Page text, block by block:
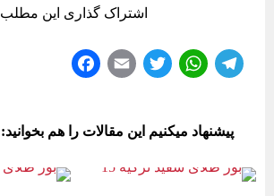
اشتراک گذاری این مطلب
Te
gr
a
m
W
ts
pp
T
tte
r
E
ail
bo
ok
پیشنهاد میکنیم این مقالات را هم بخوانید: